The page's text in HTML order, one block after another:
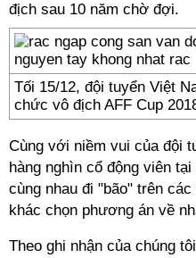
địch sau 10 năm chờ đợi.
Tối 15/12, đội tuyển Việt
chức vô địch AFF Cup
Cùng với niềm vui của đội
hàng nghìn cổ động viên
cùng nhau đi "bão" trên
khác chọn phương án về
Theo ghi nhận của chúng